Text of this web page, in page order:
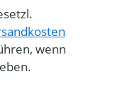
wenn